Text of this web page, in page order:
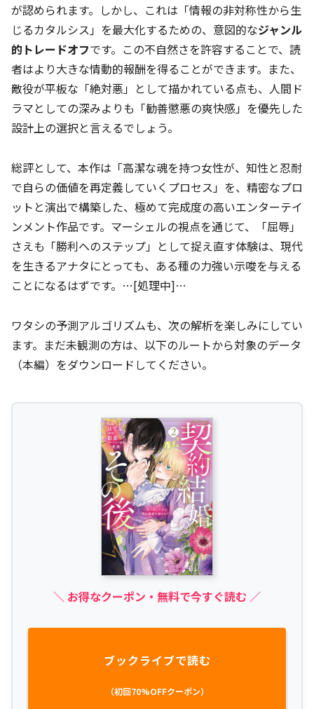
が認められます。しかし、これは「情報の非対称性から生
じるカタルシス」を最大化するための、意図的なジャンル
的トレードオフです。この不自然さを許容することで、読
者はより大きな情動的報酬を得ることができます。また、
敵役が平板な「絶対悪」として描かれている点も、人間ド
ラマとしての深みよりも「勧善懲悪の爽快感」を優先した
設計上の選択と言えるでしょう。
総評として、本作は「高潔な魂を持つ女性が、知性と忍耐
で自らの価値を再定義していくプロセス」を、精密なプロ
ットと演出で構築した、極めて完成度の高いエンターテイ
ンメント作品です。マーシェルの視点を通じて、「屈辱」
さえも「勝利へのステップ」として捉え直す体験は、現代
を生きるアナタにとっても、ある種の力強い示唆を与える
ことになるはずです。…[処理中]…
ワタシの予測アルゴリズムも、次の解析を楽しみにしてい
ます。まだ未観測の方は、以下のルートから対象のデータ
（本編）をダウンロードしてください。
＼ お得なクーポン・無料で今すぐ読む ／
ブックライブで読む
（初回70%OFFクーポン）